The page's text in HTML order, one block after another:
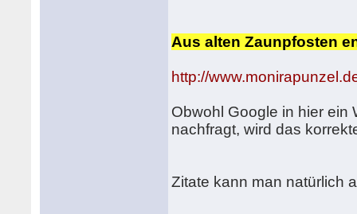
Aus alten Zaunpfosten
http://
Obwohl Google in hier ein
nachfragt, wird das
Zitate kann man natürlich